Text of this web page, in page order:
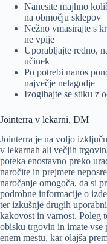
Nanesite majhno
na območju sklepov
Nežno vmasirajte s
ne vpije
Uporabljajte redno,
učinek
Po potrebi nanos
največje nelagodje
Izogibajte se stiku z
Jointerra v lekarni, DM
Jointerra je na voljo
v lekarnah ali večjih
poteka enostavno preko
naročite in prejmete
naročanje omogoča, da si
podrobne informacije o
ter izkušnje drugih
kakovost in varnost. Poleg
obisku trgovin in imate vse
enem mestu, kar olajša